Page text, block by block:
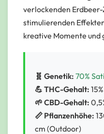
verlockenden
stimulierenden
kreative Momente und
🧬 Genetik: 70%
💪 THC-Gehalt: 15%
🌱 CBD-Gehalt:
📏 Pflanzenhöhe:
cm (Outdoor)